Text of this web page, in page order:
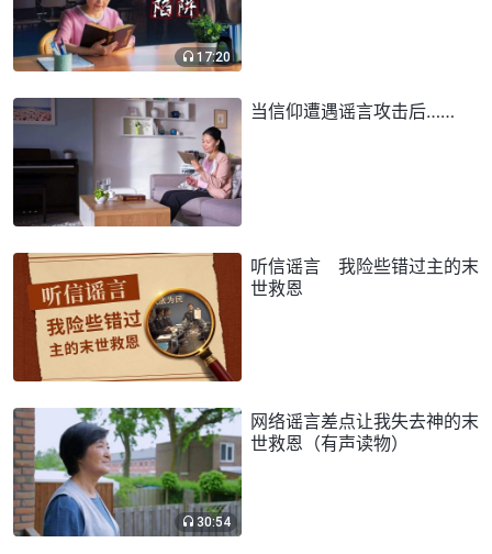
17:20
当信仰遭遇谣言攻击后……
听信谣言 我险些错过主的末
世救恩
30:54
网络谣言差点让我失去神的末
世救恩（有声读物）